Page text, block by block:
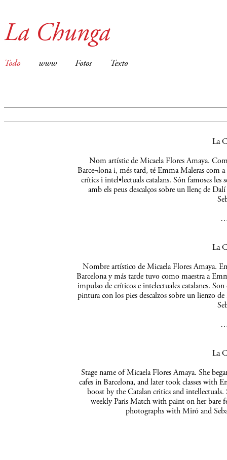
La Chunga
Todo www Fotos Texto
La
Nom artístic de Micaela Flores Amaya.
Barce¬lona i, més tard, té Emma Maleras com
crítics i intel•lectuals catalans. Són famoses
amb els peus descalços sobre un llenç de
La
Nombre artístico de Micaela Flores Amaya.
Barcelona y más tarde tuvo como maestra a
impulso de críticos e intelectuales catalanes.
pintura con los pies descalzos sobre un lienzo
La
Stage name of Micaela Flores Amaya. She
cafes in Barcelona, and later took classes with
boost by the Catalan critics and
weekly Paris Match with paint on her bare
photographs with Miró and